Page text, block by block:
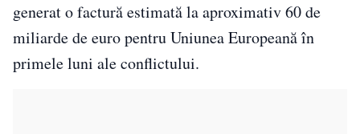
generat o factură estimată la aproximativ 60 de
miliarde de euro pentru Uniunea Europeană în
primele luni ale conflictului.